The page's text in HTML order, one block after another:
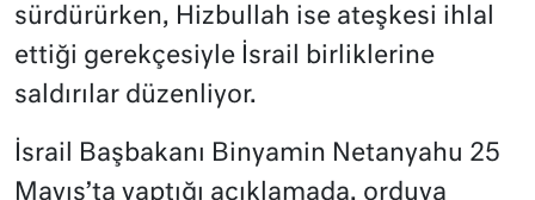
sürdürürken, Hizbullah ise ateşkesi ihlal
ettiği gerekçesiyle İsrail birliklerine
saldırılar düzenliyor.
İsrail Başbakanı Binyamin Netanyahu 25
Mayıs’ta yaptığı açıklamada, orduya